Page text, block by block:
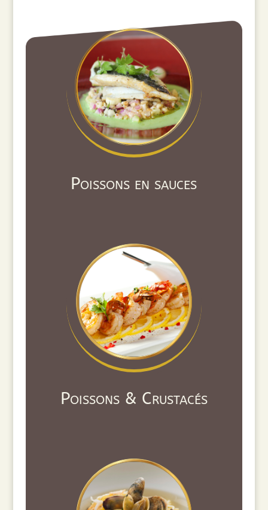
Poissons en sauces
Poissons & Crustacés